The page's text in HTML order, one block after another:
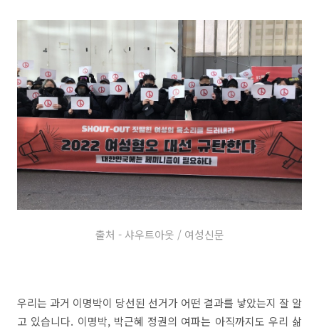
출처 - 샤우트아웃 / 여성신문
우리는 과거 이명박이 당선된 선거가 어떤 결과를 낳았는지 잘 알
고 있습니다. 이명박, 박근혜 정권의 여파는 아직까지도 우리 삶